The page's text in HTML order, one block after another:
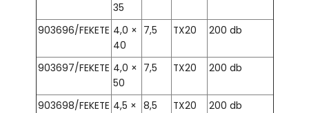
35
903696/FEKETE 4,0 ×
40
7,5 TX20 200 db
903697/FEKETE 4,0 ×
50
7,5 TX20 200 db
903698/FEKETE 4,5 × 8,5 TX20 200 db